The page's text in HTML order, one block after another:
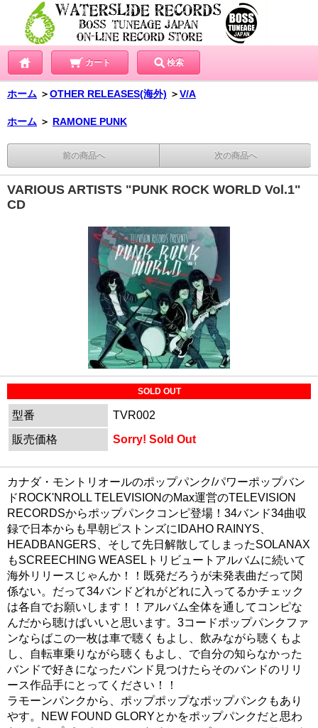
カート 検索
ホーム ＞OTHER RELEASES(海外) ＞V/A
ホーム ＞ RAMONE PUNK
前の商品へ 次の商品へ
VARIOUS ARTISTS "PUNK ROCK WORLD Vol.1"
CD
SOLD OUT
型番
TVR002
販売価格
Sorry! Sold Out
カナダ・モントリオールのポップパンク/パワーポップバン
ドROCK'NROLL TELEVISIONのMax運営のTELEVISION
RECORDSからポップパンクコンピ登場！34バンド34曲収
録で日本からも早朝ピストンズにIDAHO RAINYS、
HEADBANGERS、そして先日解散してしまったSOLANAX
もSCREECHING WEASELトリビュートアルバムに続いて
海外リリースじゃんか！！既発だろうが未発表曲だって関
係ない。だって34バンドどれがどれに入ってるかチェック
は各自でお願いします！！アルバム全体を通してコンピな
んだから聴けばいいと思います。3コードポップパンクファ
ンならばこの一枚は車で聴くもよし、飲みながら聴くもよ
し、自転車乗りながら聴くもよし、で自分の知らなかった
バンドで好きになったバンド見つけたらそのバンドのリリ
ース作品手にとってください！！
ラモーンパンクから、ポップポップなポップパンクもあり
やす。NEW FOUND GLORYとかをポップパンクだと思わ